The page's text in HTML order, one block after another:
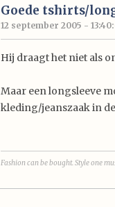
Goede tshirts/
12 september 2005 -
Hij draagt het niet als
Maar een longsleeve
kleding/jeanszaak in
Fashion can be bought. Style one